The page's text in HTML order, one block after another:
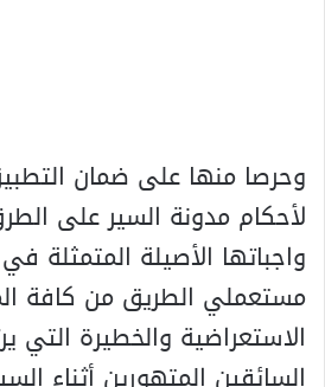
وحرصا منها على ضمان
لأحكام مدونة السير على
واجباتها الأصيلة المتمثلة
مستعملي الطريق من كافة
الاستعراضية والخطيرة التي
السائقين المتهورين أثناء